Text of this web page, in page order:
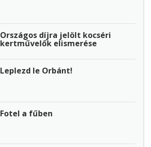
Országos díjra jelölt kocséri
kertművelők elismerése
Leplezd le Orbánt!
Fotel a fűben